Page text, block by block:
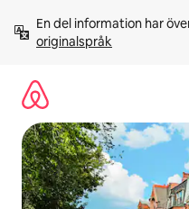
innehåll
En del information har
originalspråk